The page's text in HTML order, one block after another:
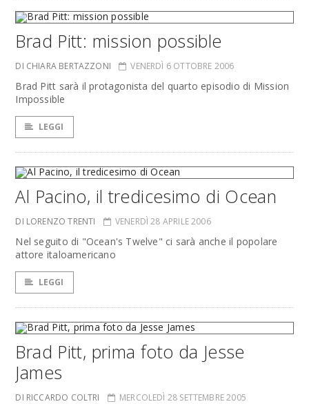
Brad Pitt: mission possible
DI CHIARA BERTAZZONI VENERDÌ 6 OTTOBRE 2006
Brad Pitt sarà il protagonista del quarto episodio di Mission
Impossible
LEGGI
Al Pacino, il tredicesimo di Ocean
DI LORENZO TRENTI VENERDÌ 28 APRILE 2006
Nel seguito di "Ocean's Twelve" ci sarà anche il popolare
attore italoamericano
LEGGI
Brad Pitt, prima foto da Jesse
James
DI RICCARDO COLTRI MERCOLEDÌ 28 SETTEMBRE 2005